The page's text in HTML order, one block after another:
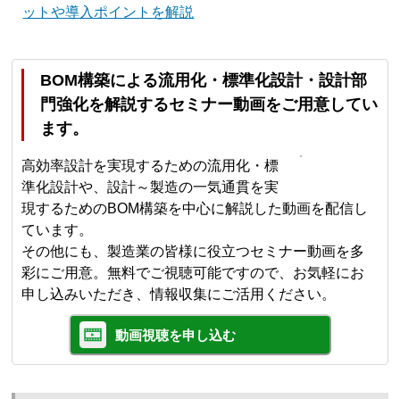
ットや導入ポイントを解説
BOM構築による流用化・標準化設計・設計部
門強化を解説するセミナー動画をご用意してい
ます。
高効率設計を実現するための流用化・標
準化設計や、設計～製造の一気通貫を実
現するためのBOM構築を中心に解説した動画を配信し
ています。
その他にも、製造業の皆様に役立つセミナー動画を多
彩にご用意。無料でご視聴可能ですので、お気軽にお
申し込みいただき、情報収集にご活用ください。
動画視聴を申し込む